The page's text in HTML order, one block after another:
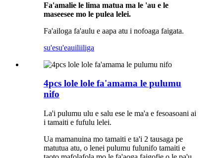
Fa'amalie le lima matua ma le 'au e le
maseesee mo le pulea lelei.
Fa'ailoga fa'aulu e aapa atu i nofoaga faigata.
su'esu'eauiliiliga
4pcs lole lole fa'amama le pulumu
nifo
La'i pulumu ulu e salu ese le ma'a e fesoasoani ai
i tamaiti e fufulu lelei.
Ua mamanuina mo tamaiti e ta'i 2 tausaga pe
matutua atu, o lenei pulumu fulunifo tamaiti e